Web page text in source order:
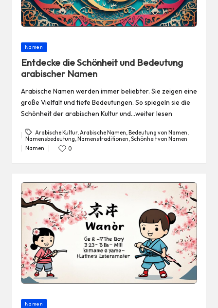
Posted
Namen
Entdecke die Schönheit und Bedeutung
arabischer Namen
Arabische Namen werden immer beliebter. Sie zeigen eine
große Vielfalt und tiefe Bedeutungen. So spiegeln sie die
Schönheit der arabischen Kultur und…weiter lesen
Tags:
Arabische Kultur, Arabische Namen Bedeutung von Namen
Namensbedeutung Namenstraditionen Schönheit von Namen
Posted
Namen 0
Posted
Namen